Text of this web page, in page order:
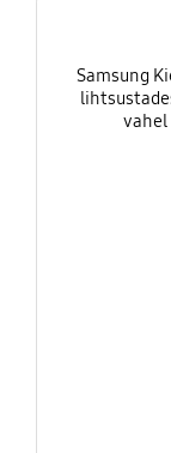
Samsung
vahel